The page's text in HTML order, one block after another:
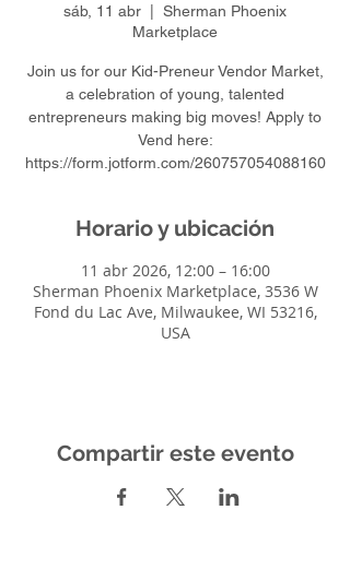
sáb, 11 abr
Sherman Phoenix
Marketplace
Join us for our Kid-Preneur Vendor Market,
a celebration of young, talented
entrepreneurs making big moves! Apply to
Vend here:
https://form.jotform.com/260757054088160
Horario y ubicación
11 abr 2026, 12:00 – 16:00
Sherman Phoenix Marketplace, 3536 W
Fond du Lac Ave, Milwaukee, WI 53216,
USA
Compartir este evento